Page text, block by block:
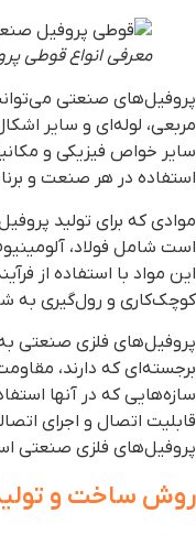
معرفی انواع قوطی
صنعتی
لوله‌ای و سایر
خواص فیزیکی و
در هر صنعت و
که برای تولید
شامل فولاد،
مواد با استفاده از
و رول‌گیری به
فلزی صنعتی
که دارند،
که در آنها
اتصال و اجرای
فلزی صنعتی
ساخت و